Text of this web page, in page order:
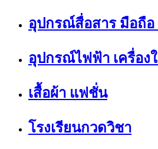
อุปกรณ์สื่อสาร มือถื
อุปกรณ์ไฟฟ้า เครื่อง
เสื้อผ้า แฟชั่น
โรงเรียนกวดวิชา